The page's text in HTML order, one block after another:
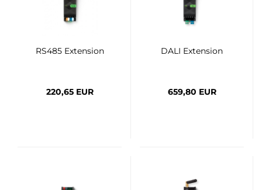
RS485 Extension
220,65 EUR
DALI Extension
659,80 EUR